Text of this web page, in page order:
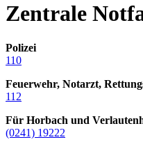
Zentrale
Polizei
110
Feuerwehr, Notarzt,
112
Für Horbach und
(0241) 19222